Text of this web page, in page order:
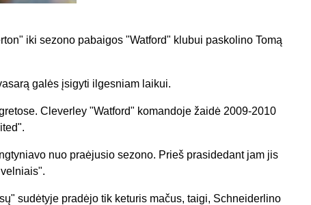
iki sezono pabaigos "Watford" klubui paskolino Tomą
galės įsigyti ilgesniam laikui.
Cleverley "Watford" komandoje žaidė 2009-2010
nuo praėjusio sezono. Prieš prasidedant jam jis
sudėtyje pradėjo tik keturis mačus, taigi, Schneiderlino